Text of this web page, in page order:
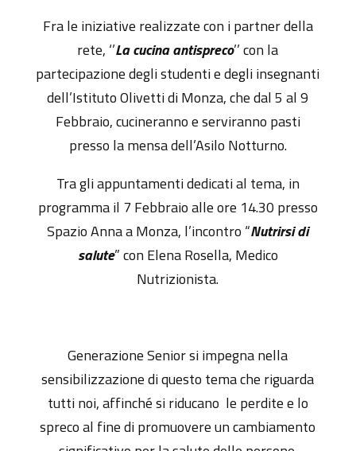
Fra le iniziative realizzate con i partner della
rete, ‘’La cucina antispreco’’ con la
partecipazione degli studenti e degli insegnanti
dell’Istituto Olivetti di Monza, che dal 5 al 9
Febbraio, cucineranno e serviranno pasti
presso la mensa dell’Asilo Notturno.
Tra gli appuntamenti dedicati al tema, in
programma il 7 Febbraio alle ore 14.30 presso
Spazio Anna a Monza, l’incontro “Nutrirsi di
salute” con Elena Rosella, Medico
Nutrizionista.
Generazione Senior si impegna nella
sensibilizzazione di questo tema che riguarda
tutti noi, affinché si riducano le perdite e lo
spreco al fine di promuovere un cambiamento